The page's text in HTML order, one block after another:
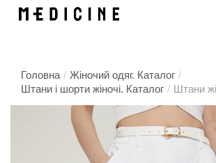
Головна / Жіночий одяг. Каталог /
Штани і шорти жіночі. Каталог / Штани